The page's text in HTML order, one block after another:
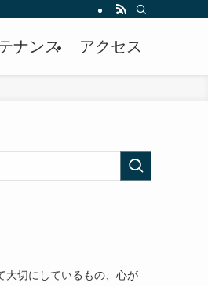
ナンス アクセス
大切にしているもの、心が